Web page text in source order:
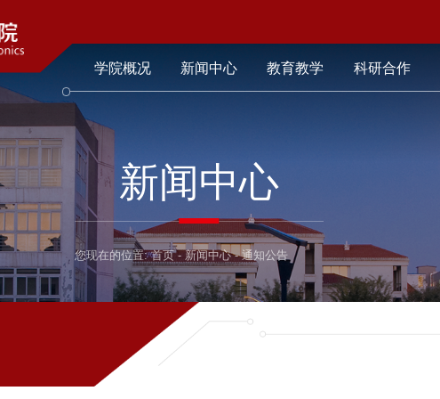
学院概况 新闻中心 教育教学 科研合作
新闻中心
您现在的位置: 首页 - 新闻中心 - 通知公告